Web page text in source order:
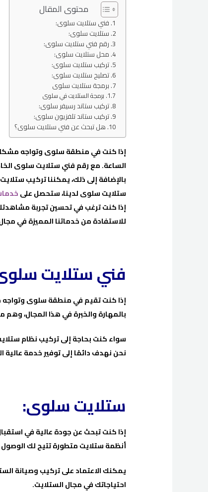
محتوى المقال
فني ستلايت سلوى:
ستلايت سلوى:
رقم فني ستلايت سلوى:
محل ستلايت سلوى:
تركيب ستلايت سلوى:
تصليح ستلايت سلوى:
برمجة ستلايت سلوى
برمجة الستلايت في سلوى
تركيب ستاند رسيفر سلوى:
تركيب ستاند تلفزيون سلوى:
هل تبحث عن فني ستلايت سلوى؟
إذا كنت في منطقة سلوى وتواجه
الساعة. مع رقم فني ستلايت سلوى
بالإضافة إلى ذلك، يمكننا تركيب
ستلايت سلوى لدينا، ستحصل على
إذا كنت ترغب في تحسين تجربة مشاهدتك
للاستفادة من خدماتنا المميزة في
فني ستلايت
إذا كنت تقيم في منطقة سلوى وتواجه
بالمهارة والخبرة في هذا المجال،
سواء كنت بحاجة إلى تركيب نظام
نحن نهدف دائمًا إلى توفير خدمة عالية
ستلايت سلوى:
إذا كنت تبحث عن جودة عالية في
أنظمة ستلايت متطورة تتيح لك
يمكنك الاعتماد على تركيب وصيانة
احتياجاتك في مجال الستلايت.